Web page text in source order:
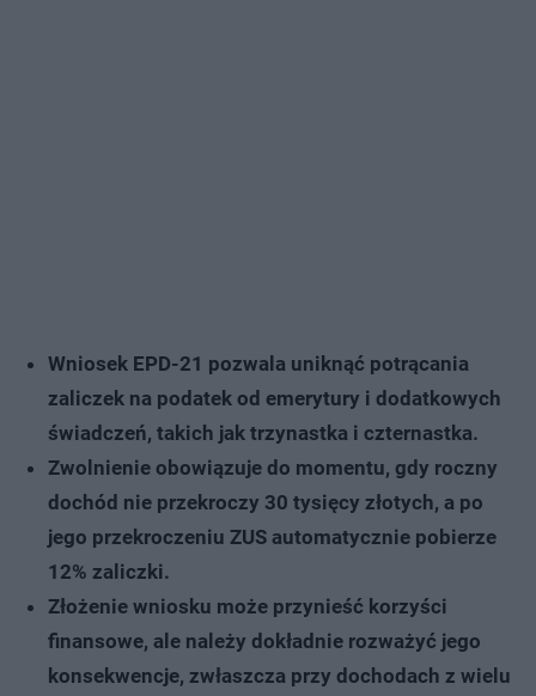
Wniosek EPD-21 pozwala uniknąć potrącania
zaliczek na podatek od emerytury i dodatkowych
świadczeń, takich jak trzynastka i czternastka.
Zwolnienie obowiązuje do momentu, gdy roczny
dochód nie przekroczy 30 tysięcy złotych, a po
jego przekroczeniu ZUS automatycznie pobierze
12% zaliczki.
Złożenie wniosku może przynieść korzyści
finansowe, ale należy dokładnie rozważyć jego
konsekwencje, zwłaszcza przy dochodach z wielu